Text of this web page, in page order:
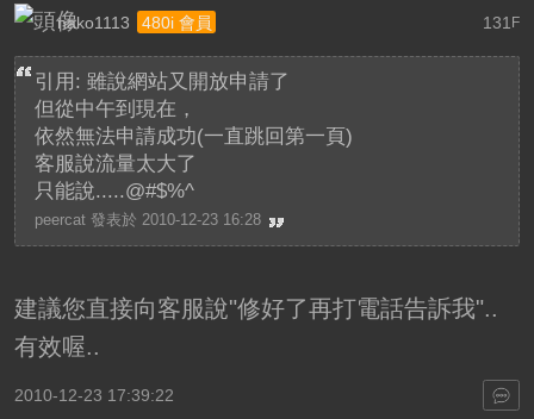
131 F
nako1113 480i 會員
引用: 雖說網站又開放申請了
但從中午到現在，
依然無法申請成功(一直跳回第一頁)
客服說流量太大了
只能說.....@#$%^
peercat 發表於 2010-12-23 16:28
建議您直接向客服說"修好了再打電話告訴我"..
有效喔..
2010-12-23 17:39:22